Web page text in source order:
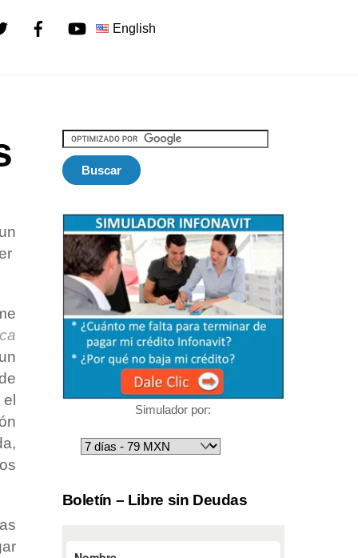
Twitter
English
Simulador por:
Boletín – Libre sin Deudas